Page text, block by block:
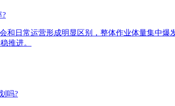
?
和日常运营形成明显区别，整体作业体量集中
推进。
吗?